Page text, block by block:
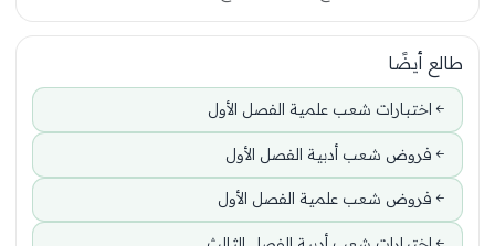
طالع أيضًا
اختبارات شعب علمية الفصل الأول
فروض شعب أدبية الفصل الأول
فروض شعب علمية الفصل الأول